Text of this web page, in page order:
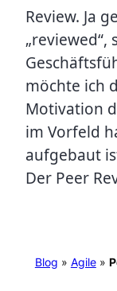
Review. Ja
„reviewed“,
möchte ich
Motivation
im Vorfeld
aufgebaut
Der Peer
Blog » Agile»